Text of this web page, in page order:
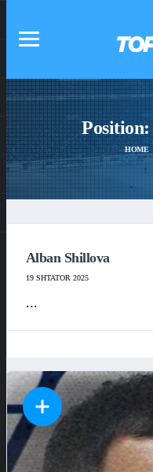
Position:
HOME
Alban Shillova
19 SHTATOR 2025
...